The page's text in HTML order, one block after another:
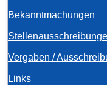
Bekanntmachungen
Vergaben /
Links